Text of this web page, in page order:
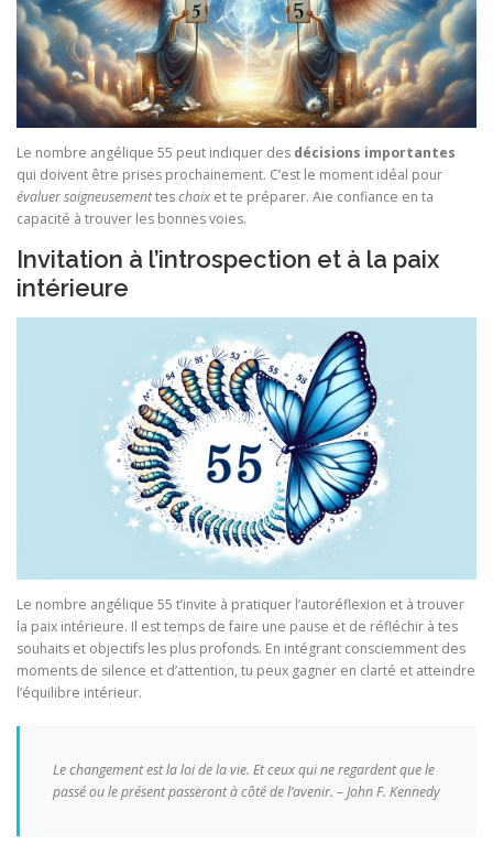
Le nombre angélique 55 peut indiquer des décisions importantes
qui doivent être prises prochainement. C’est le moment idéal pour
évaluer soigneusementteschoix et te préparer. Aie confiance en ta
capacité à trouver les bonnes voies.
Invitation à l’introspection et à la paix
intérieure
Le nombre angélique 55 t’invite à pratiquer l’autoréflexion et à trouver
la paix intérieure. Il est temps de faire une pause et de réfléchir à tes
souhaits et objectifs les plus profonds. En intégrant consciemment des
moments de silence et d’attention, tu peux gagner en clarté et atteindre
l’équilibre intérieur.
Le changement est la loi de la vie. Et ceux qui ne regardent que le
passé ou le présent passeront à côté de l’avenir. – John F. Kennedy